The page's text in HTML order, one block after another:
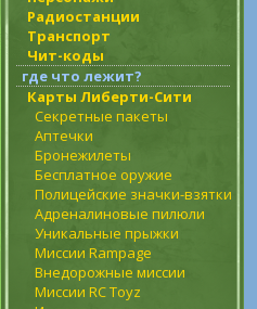
Радиостанции
Транспорт
Чит-коды
где что лежит?
Карты Либерти-Сити
Секретные пакеты
Аптечки
Бронежилеты
Бесплатное оружие
Полицейские значки-взятки
Адреналиновые пилюли
Уникальные прыжки
Миссии Rampage
Внедорожные миссии
Миссии RC Toyz